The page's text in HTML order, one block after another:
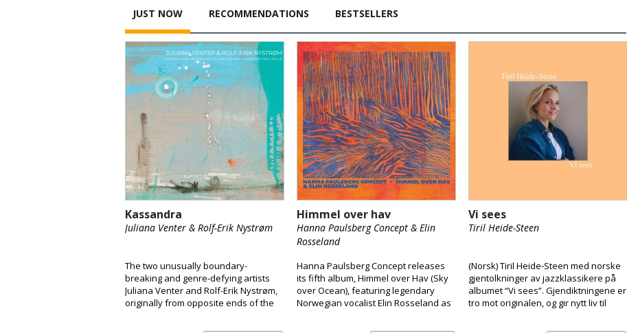
JUST NOW RECOMMENDATIONS BESTSELLERS
Kassandra
Juliana Venter & Rolf-Erik Nystrøm
The two unusually boundary-
breaking and genre-defying artists
Juliana Venter and Rolf-Erik Nystrøm,
originally from opposite ends of the
Himmel over hav
Hanna Paulsberg Concept & Elin
Rosseland
Hanna Paulsberg Concept releases
its fifth album, Himmel over Hav (Sky
over Ocean), featuring legendary
Norwegian vocalist Elin Rosseland as
Vi sees
Tiril Heide-Steen
(Norsk) Tiril Heide-Steen med norske
gjentolkninger av jazzklassikere på
albumet “Vi sees”. Gjendiktningene er
tro mot originalen, og gir nytt liv til